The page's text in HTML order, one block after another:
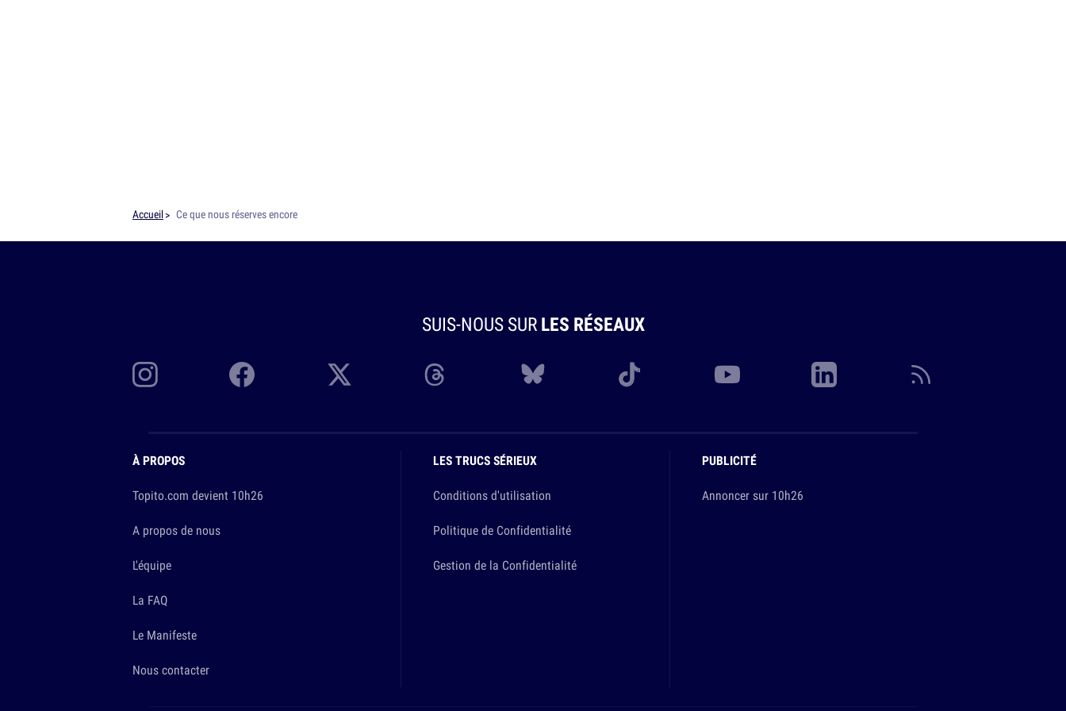
Accueil Ce que nous réserves encore
SUIS-NOUS SURLES RÉSEAUX
À PROPOS
Topito.com devient 10h26
A propos de nous
L'équipe
La FAQ
Le Manifeste
Nous contacter
LES TRUCS SÉRIEUX
Conditions d'utilisation
Politique de Confidentialité
Gestion de la Confidentialité
PUBLICITÉ
Annoncer sur 10h26